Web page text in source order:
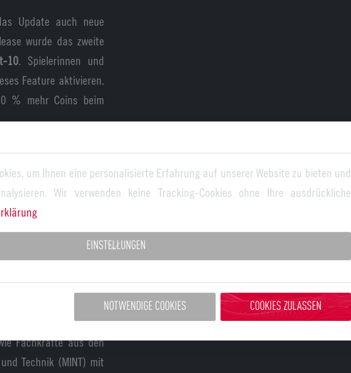
Update auch neue
wurde das zweite
10. Spielerinnen und
Feature aktivieren.
% mehr Coins beim
und unterstützt
Fachkräfte aus den
Technik (MINT) mit
um Ihnen eine personalisierte Erfahrung auf unserer Website zu bieten und
Wir verwenden keine Tracking-Cookies ohne Ihre ausdrückliche
EINSTELLUNGEN
NOTWENDIGE COOKIES COOKIES ZULASSEN